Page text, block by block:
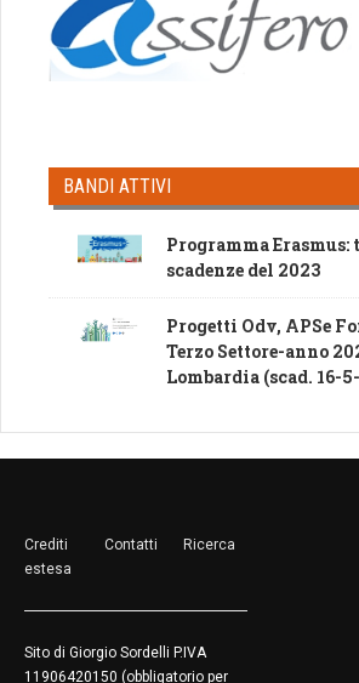
BANDI ATTIVI
Programma Erasmus:
scadenze del 2023
Progetti Odv, APSe
Terzo Settore-anno
Lombardia (scad. 16-
Crediti Contatti
Ricerca
estesa
Sito di Giorgio Sordelli P.IVA
11906420150 (obbligatorio per